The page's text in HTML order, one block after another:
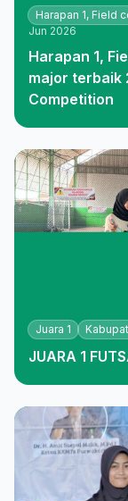
Harapan 1, Field
Jun 2026
Harapan 1,
major terbaik
Competition
Juara 1
JUARA 1